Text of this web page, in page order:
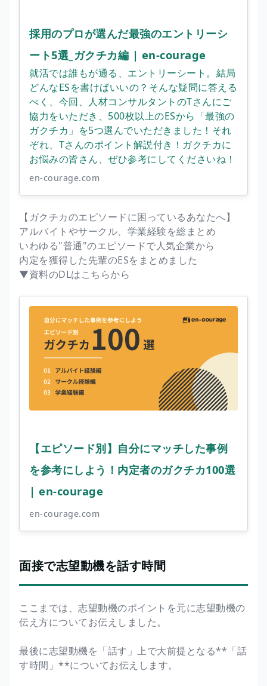
採用のプロが選んだ最強のエントリーシ
ート5選_ガクチカ編 | en-courage
就活では誰もが通る、エントリーシート。結局
どんなESを書けばいいの？そんな疑問に答える
べく、今回、人材コンサルタントのTさんにご
協力をいただき、500枚以上のESから「最強の
ガクチカ」を5つ選んでいただきました！それ
ぞれ、Tさんのポイント解説付き！ガクチカに
お悩みの皆さん、ぜひ参考にしてくださいね！
en-courage.com
【ガクチカのエピソードに困っているあなたへ】
アルバイトやサークル、学業経験を総まとめ
いわゆる"普通"のエピソードで人気企業から
内定を獲得した先輩のESをまとめました
▼資料のDLはこちらから
【エピソード別】自分にマッチした事例
を参考にしよう！内定者のガクチカ100選
| en-courage
en-courage.com
面接で志望動機を話す時間
ここまでは、志望動機のポイントを元に志望動機の
伝え方についてお伝えしました。
最後に志望動機を「話す」上で大前提となる**「話
す時間」**についてお伝えします。